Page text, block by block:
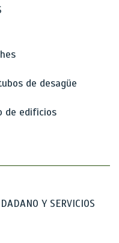
de desagüe
de edificios
Y SERVICIOS